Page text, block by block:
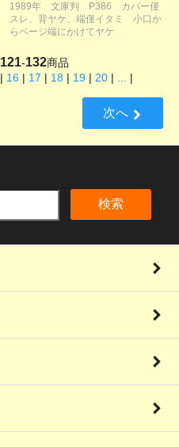
1989年 文庫判 P386 カバー僅
スレ、背ヤケ、端僅イタミ 小口か
らページ端にかけてヤケ
121-132商品
| 16 | 17 | 18 | 19 | 20 | ... |
次へ
検索